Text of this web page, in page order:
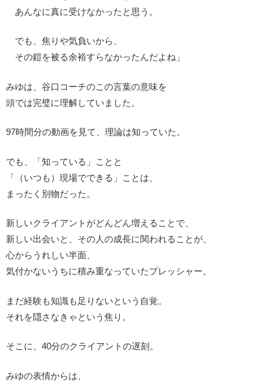
あんなに真に受けなかったと思う。
でも、焦りや気負いから、
その鎧を被る余裕すらなかったんだよね」
みゆは、谷口コーチのこの言葉の意味を
頭では完璧に理解していました。
97時間分の動画を見て、理論は知っていた。
でも、「知っている」ことと
「（いつも）現場でできる」ことは、
まったく別物だった。
新しいクライアントがどんどん増えることで、
新しい出会いと、その人の成長に関われることが、
心からうれしい半面、
気付かないうちに積み重なっていたプレッシャー。
まだ経験も知識も足りないという自覚。
それを隠さなきゃという焦り。
そこに、40分のクライアントの遅刻。
みゆの表情からは、